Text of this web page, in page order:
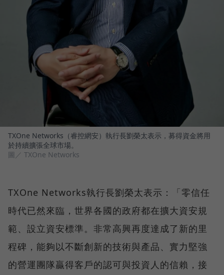
TXOne Networks（睿控網安）執行長劉榮太表示，募得資金將用
於持續擴張全球市場。
圖／ TXOne Networks
TXOne Networks執行長劉榮太表示：「零信任
時代已然來臨，世界各國的政府都在擴大資安規
範、設立資安標準。非常高興再度達成了新的里
程碑，能夠以不斷創新的技術與產品、實力堅強
的營運團隊贏得客戶的認可與投資人的信賴，接